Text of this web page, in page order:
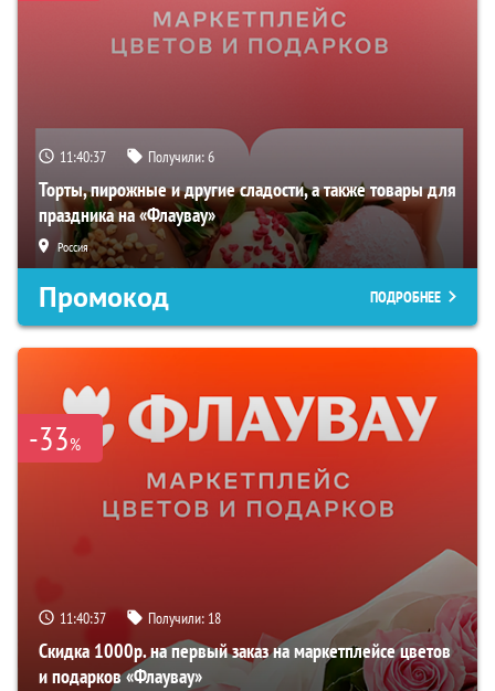
11:40:36 Получили:6
Торты, пирожные и другие сладости, а также товары для
праздника на «Флаувау»
Россия
Промокод ПОДРОБНЕЕ
-33%
11:40:36 Получили: 18
Скидка 1000р. на первый заказ на маркетплейсе цветов
и подарков «Флаувау»